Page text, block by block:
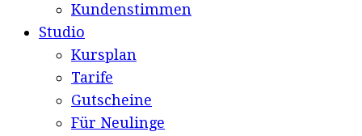
Kundenstimmen
Studio
Kursplan
Tarife
Gutscheine
Für Neulinge